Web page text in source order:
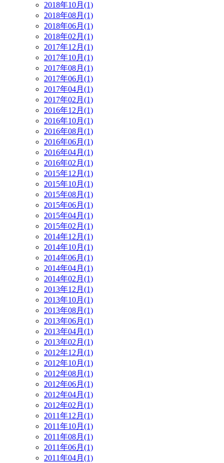
2018年10月(1)
2018年08月(1)
2018年06月(1)
2018年02月(1)
2017年12月(1)
2017年10月(1)
2017年08月(1)
2017年06月(1)
2017年04月(1)
2017年02月(1)
2016年12月(1)
2016年10月(1)
2016年08月(1)
2016年06月(1)
2016年04月(1)
2016年02月(1)
2015年12月(1)
2015年10月(1)
2015年08月(1)
2015年06月(1)
2015年04月(1)
2015年02月(1)
2014年12月(1)
2014年10月(1)
2014年06月(1)
2014年04月(1)
2014年02月(1)
2013年12月(1)
2013年10月(1)
2013年08月(1)
2013年06月(1)
2013年04月(1)
2013年02月(1)
2012年12月(1)
2012年10月(1)
2012年08月(1)
2012年06月(1)
2012年04月(1)
2012年02月(1)
2011年12月(1)
2011年10月(1)
2011年08月(1)
2011年06月(1)
2011年04月(1)